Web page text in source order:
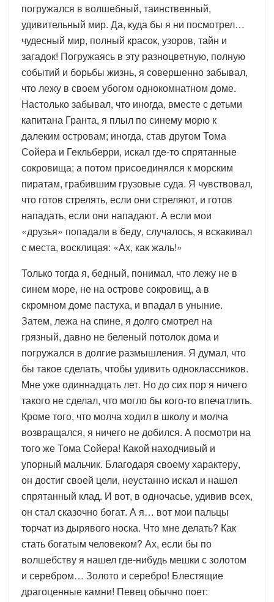
погружался в волшебный, таинственный,
удивительный мир. Да, куда бы я ни посмотрел…
чудесный мир, полный красок, узоров, тайн и
загадок! Погружаясь в эту разноцветную, полную
событий и борьбы жизнь, я совершенно забывал,
что лежу в своем убогом однокомнатном доме.
Настолько забывал, что иногда, вместе с детьми
капитана Гранта, я плыл по синему морю к
далеким островам; иногда, став другом Тома
Сойера и Гекльберри, искал где-то спрятанные
сокровища; а потом присоединялся к морским
пиратам, грабившим грузовые суда. Я чувствовал,
что готов стрелять, если они стреляют, и готов
нападать, если они нападают. А если мои
«друзья» попадали в беду, случалось, я вскакивал
с места, восклицая: «Ах, как жаль!»
Только тогда я, бедный, понимал, что лежу не в
синем море, не на острове сокровищ, а в
скромном доме пастуха, и впадал в уныние.
Затем, лежа на спине, я долго смотрел на
грязный, давно не беленый потолок дома и
погружался в долгие размышления. Я думал, что
бы такое сделать, чтобы удивить одноклассников.
Мне уже одиннадцать лет. Но до сих пор я ничего
такого не сделал, что могло бы кого-то впечатлить.
Кроме того, что молча ходил в школу и молча
возвращался, я ничего не добился. А посмотри на
того же Тома Сойера! Какой находчивый и
упорный мальчик. Благодаря своему характеру,
он достиг своей цели, неустанно искал и нашел
спрятанный клад. И вот, в одночасье, удивив всех,
он стал сказочно богат. А я… вот мои пальцы
торчат из дырявого носка. Что мне делать? Как
стать богатым человеком? Ах, если бы по
волшебству я нашел где-нибудь мешки с золотом
и серебром… Золото и серебро! Блестящие
драгоценные камни! Певец обычно поет: